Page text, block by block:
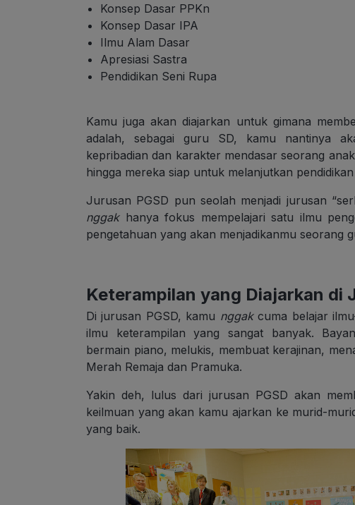
Konsep Dasar PPKn
Konsep Dasar IPA
Ilmu Alam Dasar
Apresiasi Sastra
Pendidikan Seni Rupa
Kamu juga akan diajarkan untuk gimana
adalah, sebagai guru SD, kamu nantinya
kepribadian dan karakter mendasar seorang
hingga mereka siap untuk melanjutkan
Jurusan PGSD pun seolah menjadi jurusan
nggakhanya fokus mempelajari satu ilmu
pengetahuan yang akan menjadikanmu seorang
Keterampilan yang Diajarkan di
Di jurusan PGSD, kamu nggakcuma belajar
ilmu keterampilan yang sangat banyak.
bermain piano, melukis, membuat kerajinan,
Merah Remaja dan Pramuka.
Yakin deh, lulus dari jurusan PGSD akan
keilmuan yang akan kamu ajarkan ke murid-
yang baik.